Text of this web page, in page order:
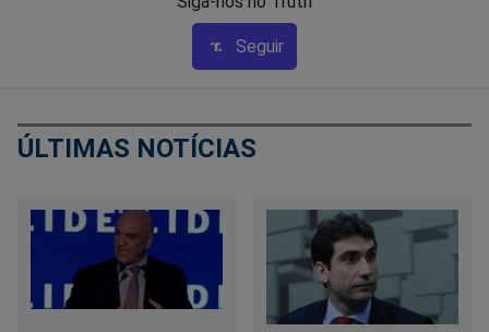
Seguir
ÚLTIMAS NOTÍCIAS